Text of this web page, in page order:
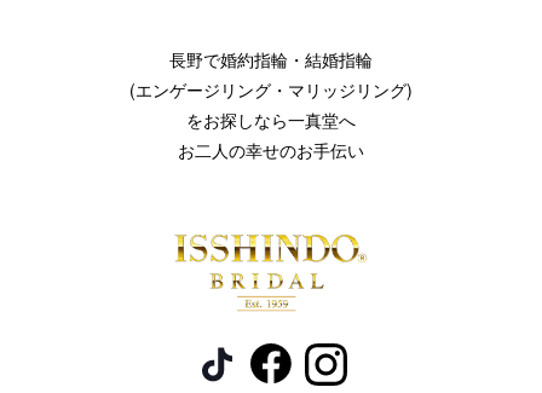
長野で婚約指輪・結婚指輪
(エンゲージリング・マリッジリング)
をお探しなら一真堂へ
お二人の幸せのお手伝い